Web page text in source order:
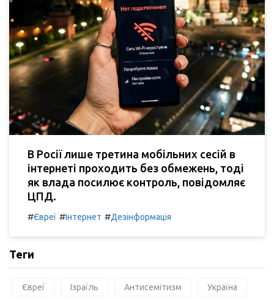
В Росії лише третина мобільних сесій в
інтернеті проходить без обмежень, тоді
як влада посилює контроль, повідомляє
ЦПД.
#Євреї #Інтернет #Дезінформація
Теги
Євреї Ізраїль Антисемітизм Україна